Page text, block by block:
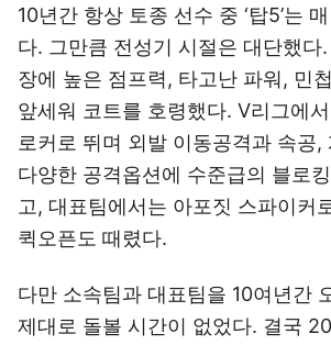
10년간 항상 토종 선수 중 ‘탑5’는
다. 그만큼 전성기 시절은 대단했다
장에 높은 점프력, 타고난 파워, 민
앞세워 코트를 호령했다. V리그에
로커로 뛰며 외발 이동공격과 속공,
다양한 공격옵션에 수준급의 블로
고, 대표팀에서는 아포짓 스파이커
퀵오픈도 때렸다.
다만 소속팀과 대표팀을 10여년간
제대로 돌볼 시간이 없었다. 결국